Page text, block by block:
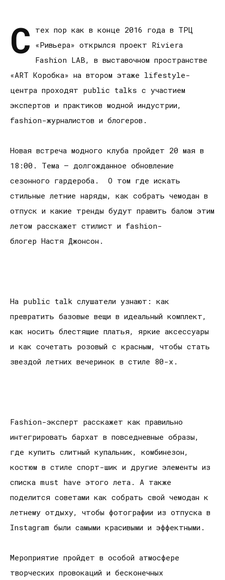
С тех пор как в конце 2016 года в ТРЦ
«Ривьера» открылся проект Riviera
Fashion LAB, в выставочном пространстве
«ART Коробка» на втором этаже lifestyle-
центра проходят public talks с участием
экспертов и практиков модной индустрии,
fashion-журналистов и блогеров.
Новая встреча модного клуба пройдет 20 мая в
18:00. Тема – долгожданное обновление
сезонного гардероба. О том где искать
стильные летние наряды, как собрать чемодан в
отпуск и какие тренды будут править балом этим
летом расскажет стилист и fashion-
блогер Настя Джонсон.
На public talk слушатели узнают: как
превратить базовые вещи в идеальный комплект,
как носить блестящие платья, яркие аксессуары
и как сочетать розовый с красным, чтобы стать
звездой летних вечеринок в стиле 80-х.
Fashion-эксперт расскажет как правильно
интегрировать бархат в повседневные образы,
где купить слитный купальник, комбинезон,
костюм в стиле спорт-шик и другие элементы из
списка must have этого лета. А также
поделится советами как собрать свой чемодан к
летнему отдыху, чтобы фотографии из отпуска в
Instagram были самыми красивыми и эффектными.
Мероприятие пройдет в особой атмосфере
творческих провокаций и бесконечных